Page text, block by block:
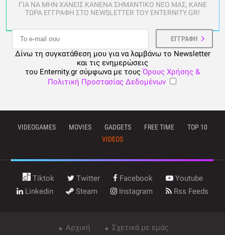
ΓΙΑ ΝΑ ΜΗΝ ΧΑΝΕΙΣ ΚΑΝΕΝΑ ΣΗΜΑΝΤΙΚΟ ΝΕΟ ΜΑΣ, ΚΑΝΕ
ΤΩΡΑ ΕΓΓΡΑΦΗ ΣΤΟ NEWSLETTER ΤΟΥ ENTERNITY.GR!
Δίνω τη συγκατάθεση μου για να λαμβάνω το Newsletter
και τις ενημερώσεις
του Enternity.gr σύμφωνα με τους Όρους Χρήσης &
Πολιτική Προστασίας Δεδομένων
VIDEOGAMES MOVIES GADGETS FREE TIME
TOP 10
VIDEOS
Tiktok Twitter Facebook
Youtube
Linkedin
Steam Instagram Rss Feeds
Αρχική Σχετικά με εμάς